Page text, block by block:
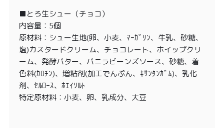
■とろ生シュー（チョコ）
内容量：5個
原材料：シュー生地(卵、小麦、ﾏｰｶﾞﾘﾝ、牛乳、砂糖、
塩)カスタードクリーム、チョコレート、ホイップクリ
ーム、発酵バター、バニラビーンズソース、砂糖、着
色料(ｶﾛﾁﾝ)、増粘剤(加工でんぷん、ｷｻﾝﾀﾝｶﾞﾑ)、乳化
剤、ｾﾙﾛｰｽ、ﾎｴｲｿﾙﾄ
特定原材料：小麦、卵、乳成分、大豆